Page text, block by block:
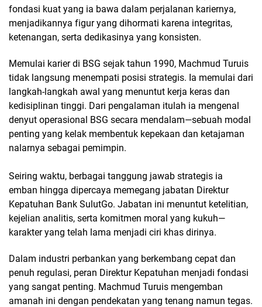
fondasi kuat yang ia bawa dalam perjalanan kariernya,
menjadikannya figur yang dihormati karena integritas,
ketenangan, serta dedikasinya yang konsisten.
Memulai karier di BSG sejak tahun 1990, Machmud Turuis
tidak langsung menempati posisi strategis. Ia memulai dari
langkah-langkah awal yang menuntut kerja keras dan
kedisiplinan tinggi. Dari pengalaman itulah ia mengenal
denyut operasional BSG secara mendalam—sebuah modal
penting yang kelak membentuk kepekaan dan ketajaman
nalarnya sebagai pemimpin.
Seiring waktu, berbagai tanggung jawab strategis ia
emban hingga dipercaya memegang jabatan Direktur
Kepatuhan Bank SulutGo. Jabatan ini menuntut ketelitian,
kejelian analitis, serta komitmen moral yang kukuh—
karakter yang telah lama menjadi ciri khas dirinya.
Dalam industri perbankan yang berkembang cepat dan
penuh regulasi, peran Direktur Kepatuhan menjadi fondasi
yang sangat penting. Machmud Turuis mengemban
amanah ini dengan pendekatan yang tenang namun tegas.